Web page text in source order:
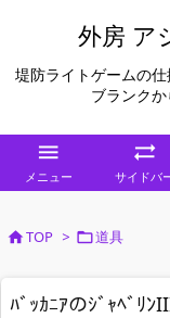
外房 ア
堤防ライトゲームの
ブランクか

メニュー

サイドバ
TOP > 道具
ﾊﾞｯｶﾆｱのｼﾞｬﾍﾞﾘ